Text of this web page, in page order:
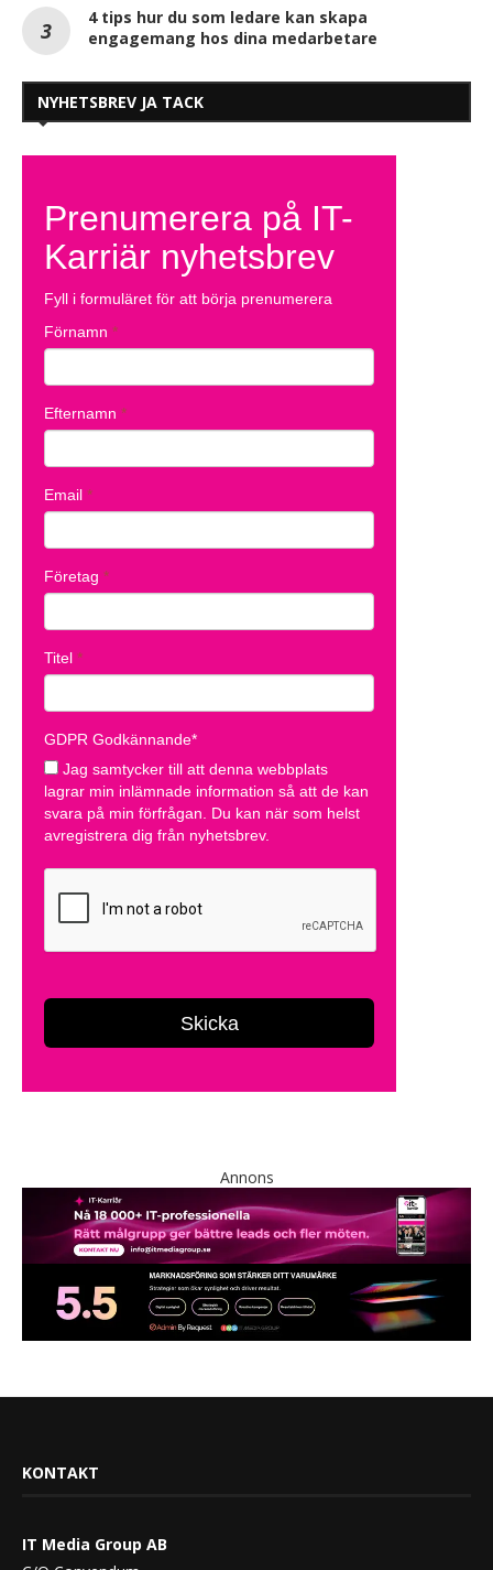
4 tips hur du som ledare kan skapa
engagemang hos dina medarbetare
NYHETSBREV JA TACK
Annons
KONTAKT
IT Media Group AB